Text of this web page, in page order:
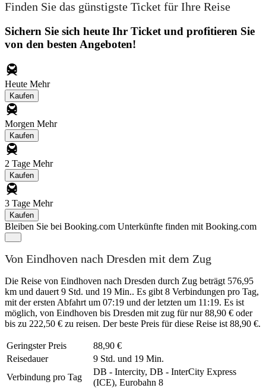
Finden Sie das günstigste Ticket für Ihre Reise
Sichern Sie sich heute Ihr Ticket und profitieren Sie
von den besten Angeboten!
Heute Mehr
Kaufen
Morgen Mehr
Kaufen
2 Tage Mehr
Kaufen
3 Tage Mehr
Kaufen
Bleiben Sie bei Booking.com Unterkünfte finden mit Booking.com
Von Eindhoven nach Dresden mit dem Zug
Die Reise von Eindhoven nach Dresden durch Zug beträgt 576,95
km und dauert 9 Std. und 19 Min.. Es gibt 8 Verbindungen pro Tag,
mit der ersten Abfahrt um 07:19 und der letzten um 11:19. Es ist
möglich, von Eindhoven bis Dresden mit zug für nur 88,90 € oder
bis zu 222,50 € zu reisen. Der beste Preis für diese Reise ist 88,90 €.
Geringster Preis
88,90 €
Reisedauer
9 Std. und 19 Min.
Verbindung pro Tag
DB - Intercity, DB - InterCity Express
(ICE), Eurobahn 8